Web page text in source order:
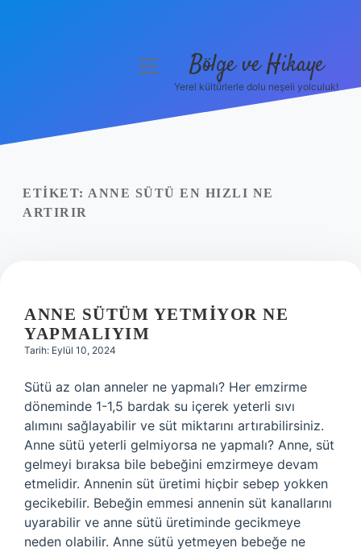
Yasal Uyarı
menüyü
Bölge ve Hikaye
Yerel kültürlerle dolu neşeli yolculuk!
ETIKET: ANNE SÜTÜ EN HIZLI NE
ARTIRIR
ANNE SÜTÜM YETMIYOR NE
YAPMALIYIM
Tarih: Eylül 10, 2024
Sütü az olan anneler ne yapmalı? Her emzirme
döneminde 1-1,5 bardak su içerek yeterli sıvı
alımını sağlayabilir ve süt miktarını artırabilirsiniz.
Anne sütü yeterli gelmiyorsa ne yapmalı? Anne, süt
gelmeyi bıraksa bile bebeğini emzirmeye devam
etmelidir. Annenin süt üretimi hiçbir sebep yokken
gecikebilir. Bebeğin emmesi annenin süt kanallarını
uyarabilir ve anne sütü üretiminde gecikmeye
neden olabilir. Anne sütü yetmeyen bebeğe ne